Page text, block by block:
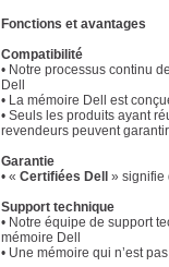
Fonctions et avantages
Compatibilité
• Notre processus continu
Dell
• La mémoire Dell est
• Seuls les produits ayant
revendeurs peuvent garantir
Garantie
• « Certifiées Dell » signifie
Support technique
• Notre équipe de support
mémoire Dell
• Une mémoire qui n’est